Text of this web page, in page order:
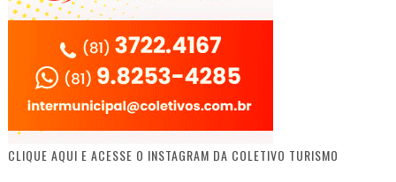
CLIQUE AQUI E ACESSE O INSTAGRAM DA COLETIVO TURISMO